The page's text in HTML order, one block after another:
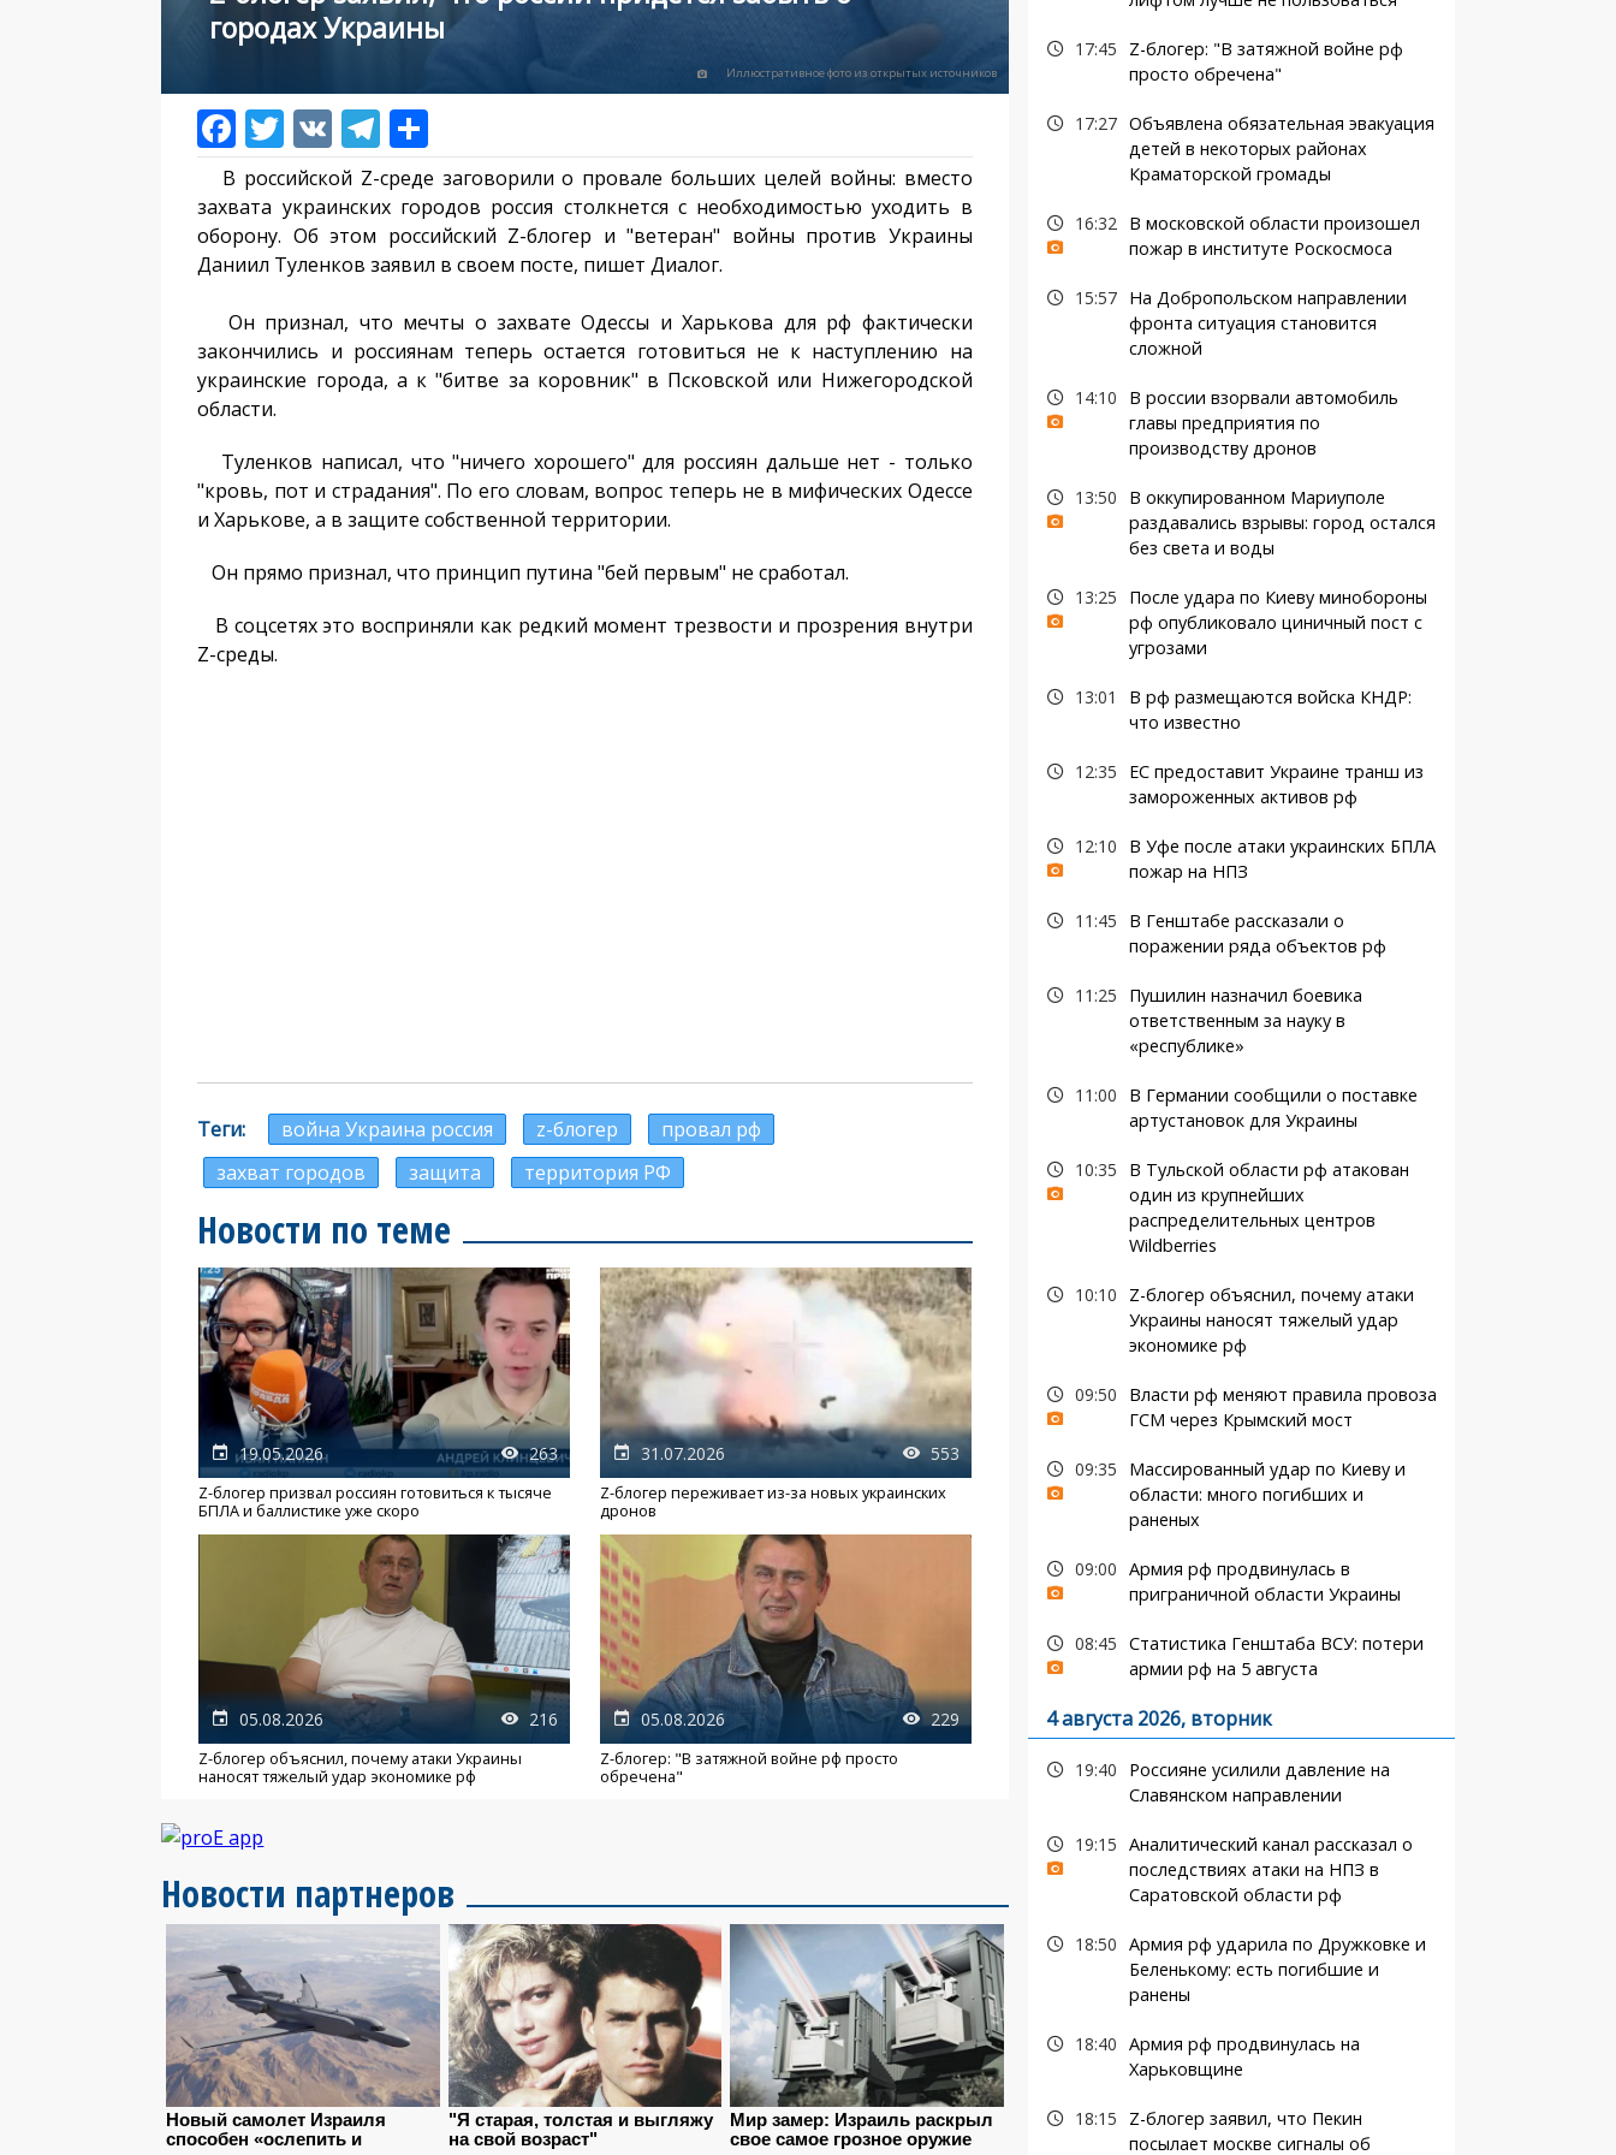
городах Украины
Иллюстративное фото из открытых источников
В российской Z-среде заговорили о провале больших целей войны: вместо
захвата украинских городов россия столкнется с необходимостью уходить в
оборону. Об этом российский Z-блогер и "ветеран" войны против Украины
Даниил Туленков заявил в своем посте, пишет Диалог.
Он признал, что мечты о захвате Одессы и Харькова для рф фактически
закончились и россиянам теперь остается готовиться не к наступлению на
украинские города, а к "битве за коровник" в Псковской или Нижегородской
области.
Туленков написал, что "ничего хорошего" для россиян дальше нет - только
"кровь, пот и страдания". По его словам, вопрос теперь не в мифических Одессе
и Харькове, а в защите собственной территории.
Он прямо признал, что принцип путина "бей первым" не сработал.
В соцсетях это восприняли как редкий момент трезвости и прозрения внутри
Z-среды.
Теги война Украина россия z-блогер
провал рф
захват городов
защита территория РФ
Новости по теме
19.05.2026 263
Z-блогер призвал россиян готовиться к тысяче
БПЛА и баллистике уже скоро
31.07.2026 553
Z-блогер переживает из-за новых украинских
дронов
05.08.2026 216
Z-блогер объяснил, почему атаки Украины
наносят тяжелый удар экономике рф
05.08.2026 229
Z-блогер: "В затяжной войне рф просто
обречена"
Новости партнеров
17:45
Z-блогер: "В затяжной войне рф
просто обречена"
17:27 Объявлена обязательная эвакуация
детей в некоторых районах
Краматорской громады
16:32
В московской области произошел
пожар в институте Роскосмоса
15:57
На Добропольском направлении
фронта ситуация становится
сложной
14:10
В россии взорвали автомобиль
главы предприятия по
производству дронов
13:50
В оккупированном Мариуполе
раздавались взрывы: город остался
без света и воды
13:25
После удара по Киеву минобороны
рф опубликовало циничный пост с
угрозами
13:01
В рф размещаются войска КНДР:
что известно
12:35
ЕС предоставит Украине транш из
замороженных активов рф
12:10
В Уфе после атаки украинских БПЛА
пожар на НПЗ
11:45
В Генштабе рассказали о
поражении ряда объектов рф
11:25
Пушилин назначил боевика
ответственным за науку в
«республике»
11:00
В Германии сообщили о поставке
артустановок для Украины
10:35
В Тульской области рф атакован
один из крупнейших
распределительных центров
Wildberries
10:10
Z-блогер объяснил, почему атаки
Украины наносят тяжелый удар
экономике рф
09:50
Власти рф меняют правила провоза
ГСМ через Крымский мост
09:35
Массированный удар по Киеву и
области: много погибших и
раненых
09:00 Армия рф продвинулась в
приграничной области Украины
08:45 Статистика Генштаба ВСУ: потери
армии рф на 5 августа
4 августа 2026, вторник
19:40
Россияне усилили давление на
Славянском направлении
19:15 Аналитический канал рассказал о
последствиях атаки на НПЗ в
Саратовской области рф
18:50 Армия рф ударила по Дружковке и
Беленькому: есть погибшие и
ранены
18:40 Армия рф продвинулась на
Харьковщине
18:15
Z-блогер заявил, что Пекин
посылает москве сигналы об